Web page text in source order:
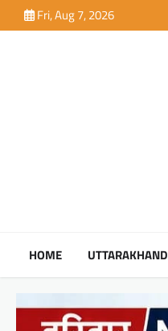
to
Fri, Aug 7, 2026
HOME UTTARAKHAND